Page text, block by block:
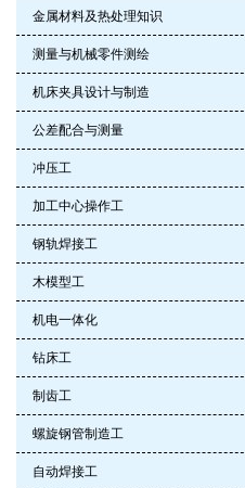
金属材料及热处理知识
测量与机械零件测绘
机床夹具设计与制造
公差配合与测量
冲压工
加工中心操作工
钢轨焊接工
木模型工
机电一体化
钻床工
制齿工
螺旋钢管制造工
自动焊接工